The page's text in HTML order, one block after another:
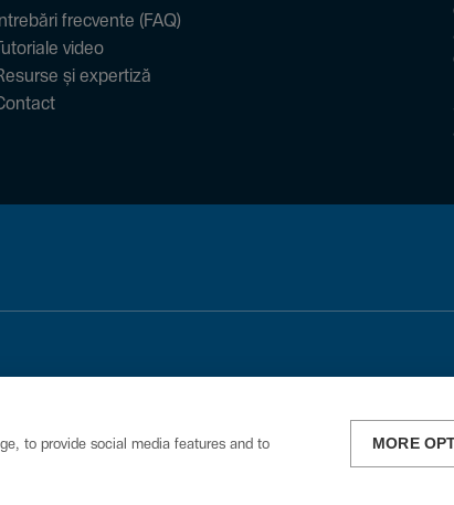
Întrebări frecvente (FAQ)
Tutoriale video
și expertiză
to provide social media features and to
MORE